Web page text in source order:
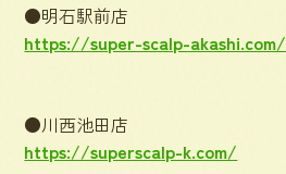
●明石駅前店
https://super-scalp-akashi.com/
●川西池田店
https://superscalp-k.com/